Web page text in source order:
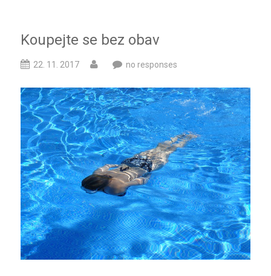
Koupejte se bez obav
22. 11. 2017 no responses